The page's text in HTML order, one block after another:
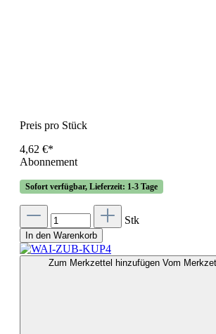
Preis pro Stück
4,62 €*
Abonnement
Sofort verfügbar, Lieferzeit: 1-3 Tage
Stk
In den Warenkorb
Zum Merkzettel hinzufügen Vom